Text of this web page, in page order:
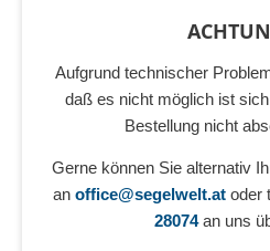
Aufgrund technischer
daß es nicht möglich ist
Bestellung nicht
Gerne können Sie alternativ
an office@segelwelt.at oder
28074an uns